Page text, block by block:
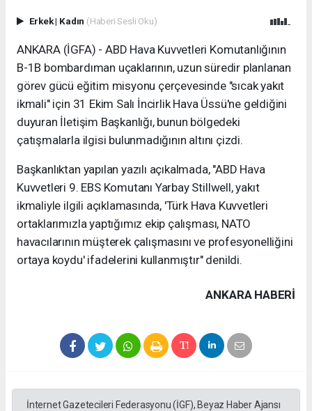
Erkek| Kadın (Haberi Sesli Oku)
ANKARA (İGFA) - ABD Hava Kuvvetleri Komutanlığının
B-1B bombardıman uçaklarının, uzun süredir planlanan
görev gücü eğitim misyonu çerçevesinde "sıcak yakıt
ikmali" için 31 Ekim Salı İncirlik Hava Üssü'ne geldiğini
duyuran İletişim Başkanlığı, bunun bölgedeki
çatışmalarla ilgisi bulunmadığının altını çizdi.
Başkanlıktan yapılan yazılı açıkalmada, "ABD Hava
Kuvvetleri 9. EBS Komutanı Yarbay Stillwell, yakıt
ikmaliyle ilgili açıklamasında, 'Türk Hava Kuvvetleri
ortaklarımızla yaptığımız ekip çalışması, NATO
havacılarının müşterek çalışmasını ve profesyonelliğini
ortaya koydu' ifadelerini kullanmıştır" denildi.
ANKARA HABERİ
İnternet Gazetecileri Federasyonu (İGF), Beyaz Haber Ajansı